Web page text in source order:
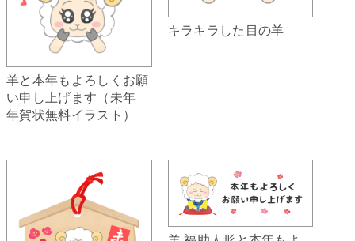
羊と本年もよろしくお願
い申し上げます（未年
年賀状無料イラスト）
キラキラした目の羊